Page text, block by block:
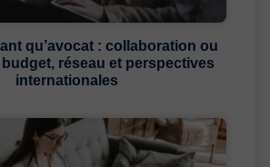
qu’avocat : collaboration ou
réseau et perspectives
internationales